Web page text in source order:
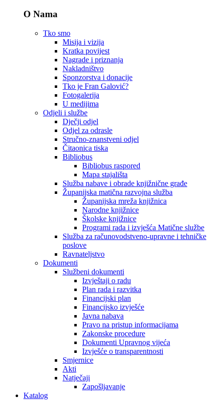
O Nama
Tko smo
Misija i vizija
Kratka povijest
Nagrade i priznanja
Nakladništvo
Sponzorstva i donacije
Tko je Fran Galović?
Fotogalerija
U medijima
Odjeli i službe
Dječji odjel
Odjel za odrasle
Stručno-znanstveni odjel
Čitaonica tiska
Bibliobus
Bibliobus raspored
Mapa stajališta
Služba nabave i obrade knjižnične građe
Županijska matična razvojna služba
Županijska mreža knjižnica
Narodne knjižnice
Školske knjižnice
Programi rada i izvješća Matične službe
Služba za računovodstveno-upravne i tehničke
poslove
Ravnateljstvo
Dokumenti
Službeni dokumenti
Izvještaji o radu
Plan rada i razvitka
Financijski plan
Financijsko izvješće
Javna nabava
Pravo na pristup informacijama
Zakonske procedure
Dokumenti Upravnog vijeća
Izvješće o transparentnosti
Smjernice
Akti
Natječaji
Zapošljavanje
Katalog